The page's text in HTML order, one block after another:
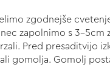
zgodnejše
zapolnimo s 3-
Pred
gomolja. Gomolj